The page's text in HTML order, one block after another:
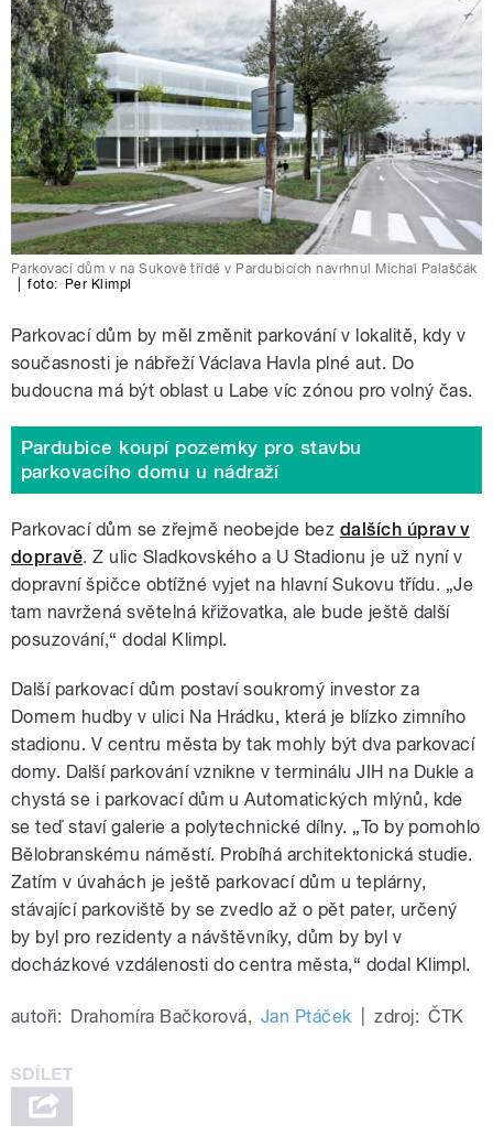
Parkovací dům v na Sukově třídě v Pardubicích navrhnul Michal Palaščák
foto: Per Klimpl
Parkovací dům by měl změnit parkování v lokalitě, kdy v
současnosti je nábřeží Václava Havla plné aut. Do
budoucna má být oblast u Labe víc zónou pro volný čas.
Pardubice koupí pozemky pro stavbu
parkovacího domu u nádraží
Parkovací dům se zřejmě neobejde bez dalších úprav v
dopravě. Z ulic Sladkovského a U Stadionu je už nyní v
dopravní špičce obtížné vyjet na hlavní Sukovu třídu. „Je
tam navržená světelná křižovatka, ale bude ještě další
posuzování,“ dodal Klimpl.
Další parkovací dům postaví soukromý investor za
Domem hudby v ulici Na Hrádku, která je blízko zimního
stadionu. V centru města by tak mohly být dva parkovací
domy. Další parkování vznikne v terminálu JIH na Dukle a
chystá se i parkovací dům u Automatických mlýnů, kde
se teď staví galerie a polytechnické dílny. „To by pomohlo
Bělobranskému náměstí. Probíhá architektonická studie.
Zatím v úvahách je ještě parkovací dům u teplárny,
stávající parkoviště by se zvedlo až o pět pater, určený
by byl pro rezidenty a návštěvníky, dům by byl v
docházkové vzdálenosti do centra města,“ dodal Klimpl.
autoři: Drahomíra Bačkorová, Jan Ptáček zdroj: ČTK